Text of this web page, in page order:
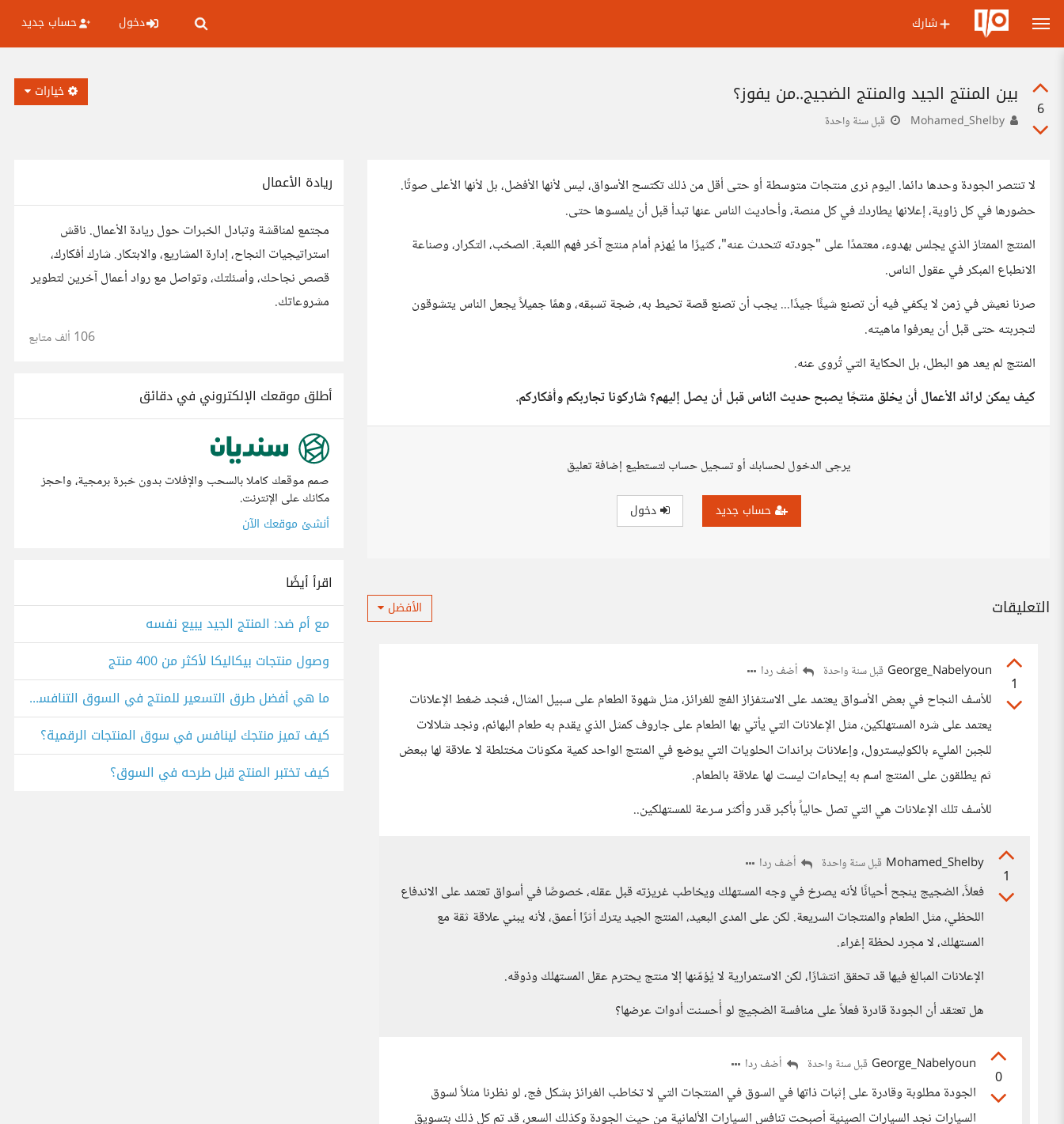
شارك دخول حساب جديد
6
بين المنتج الجيد والمنتج الضجيج..من يفوز؟
قبل سنة واحدة
خيارات
لا تنتصر الجودة وحدها دائما. اليوم نرى منتجات متوسطة أو حتى أقل من ذلك تكتسح الأسواق، ليس لأنها الأفضل، بل لأنها الأعلى صوتًا.
حضورها في كل زاوية، إعلانها يطاردك في كل منصة، وأحاديث الناس عنها تبدأ قبل أن يلمسوها حتى.
المنتج الممتاز الذي يجلس بهدوء، معتمدًا على "جودته تتحدث عنه"، كثيرًا ما يُهزم أمام منتج آخر فهم اللعبة. الصخب، التكرار، وصناعة
الانطباع المبكر في عقول الناس.
صرنا نعيش في زمن لا يكفي فيه أن تصنع شيئًا جيدًا... يجب أن تصنع قصة تحيط به، ضجة تسبقه، وهمًا جميلاً يجعل الناس يتشوقون
لتجربته حتى قبل أن يعرفوا ماهيته.
المنتج لم يعد هو البطل، بل الحكاية التي تُروى عنه.
كيف يمكن لرائد الأعمال أن يخلق منتجًا يصبح حديث الناس قبل أن يصل إليهم؟ شاركونا تجاربكم وأفكاركم.
يرجى الدخول لحسابك أو تسجيل حساب لتستطيع إضافة تعليق
حساب جديد دخول
التعليقات الأفضل
1
George_Nabelyoun قبل سنة واحدة أضف ردا
للأسف النجاح في بعض الأسواق يعتمد على الاستفزاز الفج للغرائز، مثل شهوة الطعام على سبيل المثال، فنجد ضغط الإعلانات
يعتمد على شره المستهلكين، مثل الإعلانات التي يأتي بها الطعام على جاروف كمثل الذي يقدم به طعام البهائم، ونجد شلالات
للجبن المليء بالكوليسترول، وإعلانات براندات الحلويات التي يوضع في المنتج الواحد كمية مكونات مختلطة لا علاقة لها ببعض
ثم يطلقون على المنتج اسم به إيحاءات ليست لها علاقة بالطعام.
للأسف تلك الإعلانات هي التي تصل حالياً بأكبر قدر وأكثر سرعة للمستهلكين..
1
Mohamed_Shelby قبل سنة واحدة أضف ردا
فعلاً، الضجيج ينجح أحيانًا لأنه يصرخ في وجه المستهلك ويخاطب غريزته قبل عقله، خصوصًا في أسواق تعتمد على الاندفاع
اللحظي، مثل الطعام والمنتجات السريعة. لكن على المدى البعيد، المنتج الجيد يترك أثرًا أعمق، لأنه يبني علاقة ثقة مع
المستهلك، لا مجرد لحظة إغراء.
الإعلانات المبالغ فيها قد تحقق انتشارًا، لكن الاستمرارية لا يُؤمّنها إلا منتج يحترم عقل المستهلك وذوقه.
هل تعتقد أن الجودة قادرة فعلاً على منافسة الضجيج لو أُحسنت أدوات عرضها؟
0
George_Nabelyoun قبل سنة واحدة أضف ردا
الجودة مطلوبة وقادرة على إثبات ذاتها في السوق في المنتجات التي لا تخاطب الغرائز بشكل فج، لو نظرنا مثلاً لسوق
السيارات نجد السيارات الصينية أصبحت تنافس السيارات الألمانية من حيث الجودة وكذلك السعر، قد تم كل ذلك بتسويق
ريادة الأعمال
مجتمع لمناقشة وتبادل الخبرات حول ريادة الأعمال. ناقش
استراتيجيات النجاح، إدارة المشاريع، والابتكار. شارك أفكارك،
قصص نجاحك، وأسئلتك، وتواصل مع رواد أعمال آخرين لتطوير
مشروعاتك.
106 ألف متابع
أطلق موقعك الإلكتروني في دقائق
صمم موقعك كاملا بالسحب والإفلات بدون خبرة برمجية، واحجز
مكانك على الإنترنت.
أنشئ موقعك الآن
اقرأ أيضًا
مع أم ضد: المنتج الجيد يبيع نفسه
وصول منتجات بيكاليكا لأكثر من 400 منتج
ما هي أفضل طرق التسعير للمنتج في السوق التنافسي؟
كيف تميز منتجك لينافس في سوق المنتجات الرقمية؟
كيف تختبر المنتج قبل طرحه في السوق؟